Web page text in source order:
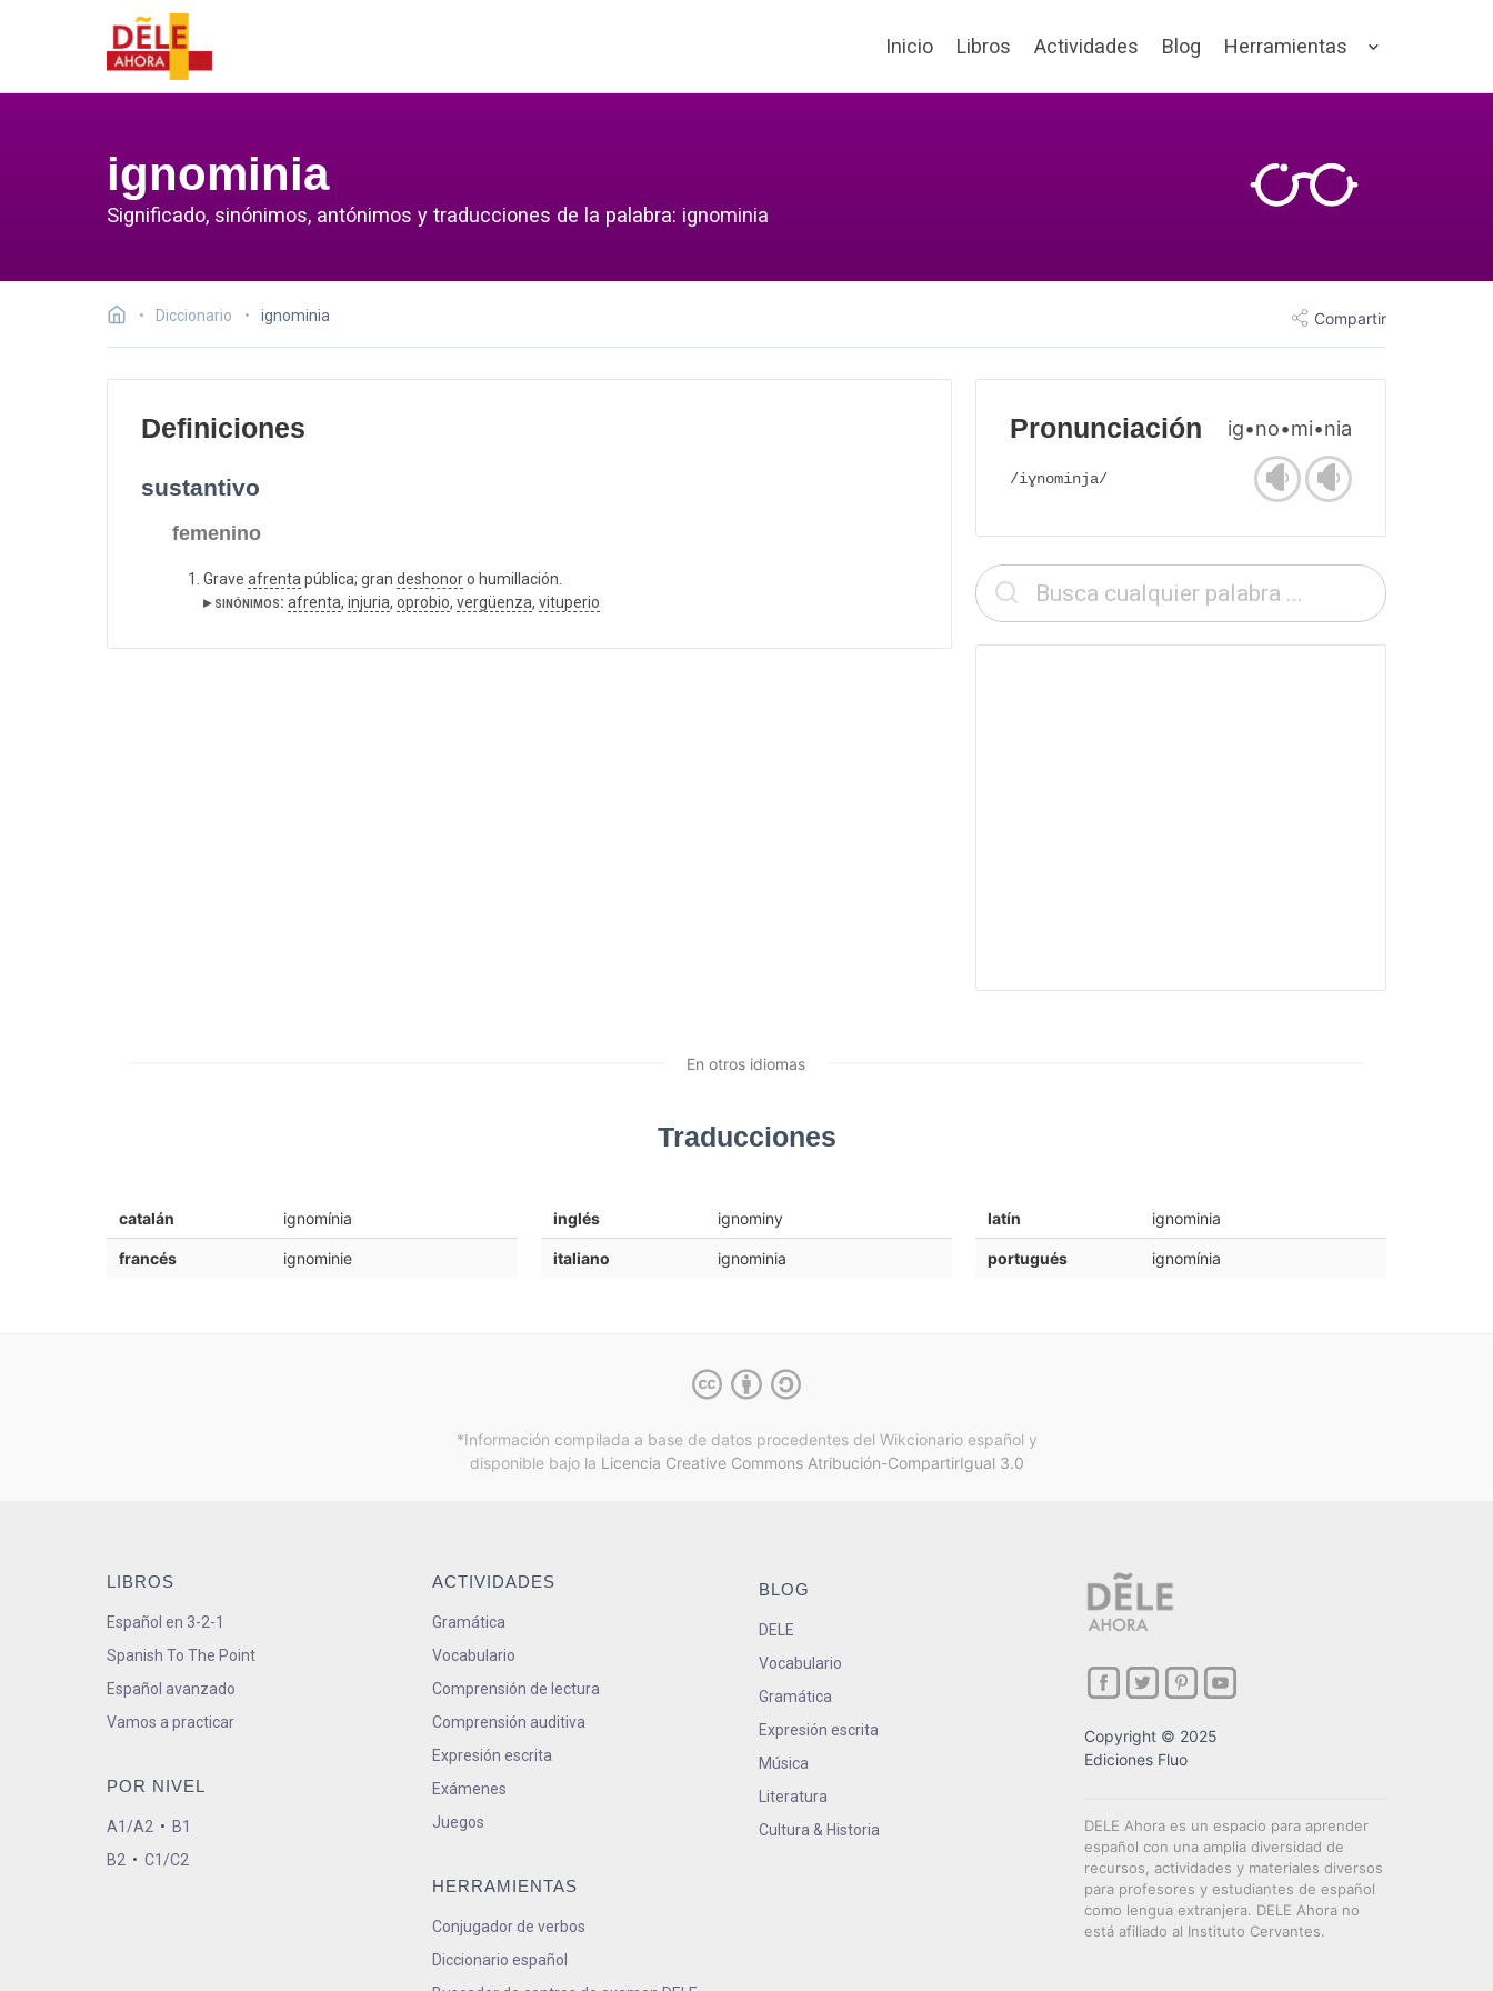
Inicio Libros Actividades Blog Herramientas
ignominia
Significado, sinónimos, antónimos y traducciones de la palabra: ignominia
Diccionario ignominia Compartir
Definiciones
sustantivo
femenino
Grave afrentapública; gran deshonoro humillación.
▸ sinónimos: afrenta, injuria, oprobio, vergüenza, vituperio
Pronunciación ig•no•mi•nia
/iɣnominja/
En otros idiomas
Traducciones
catalán ignomínia
francés ignominie
inglés ignominy
italiano ignominia
latín ignominia
portugués ignomínia
*Información compilada a base de datos procedentes del Wikcionario español y
disponible bajo la Licencia Creative Commons Atribución-CompartirIgual 3.0
LIBROS
Español en 3-2-1
Spanish To The Point
Español avanzado
Vamos a practicar
POR NIVEL
A1/A2 • B1
B2 • C1/C2
ACTIVIDADES
Gramática
Vocabulario
Comprensión de lectura
Comprensión auditiva
Expresión escrita
Exámenes
Juegos
HERRAMIENTAS
Conjugador de verbos
Diccionario español
BLOG
DELE
Vocabulario
Gramática
Expresión escrita
Música
Literatura
Cultura & Historia
Copyright © 2025
Ediciones Fluo
DELE Ahora es un espacio para aprender
español con una amplia diversidad de
recursos, actividades y materiales diversos
para profesores y estudiantes de español
como lengua extranjera. DELE Ahora no
está afiliado al Instituto Cervantes.